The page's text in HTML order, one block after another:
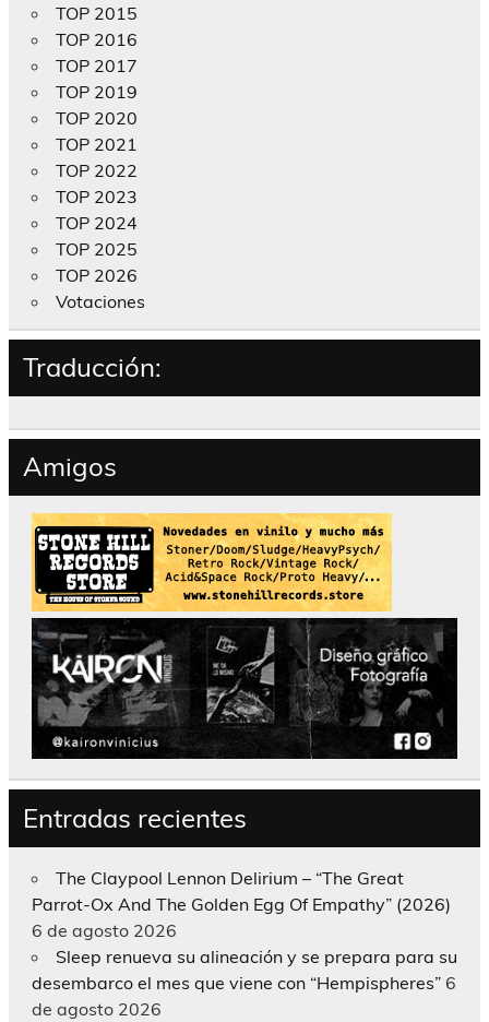
TOP 2015
TOP 2016
TOP 2017
TOP 2019
TOP 2020
TOP 2021
TOP 2022
TOP 2023
TOP 2024
TOP 2025
TOP 2026
Votaciones
Traducción:
Amigos
Entradas recientes
The Claypool Lennon Delirium – “The Great
Parrot-Ox And The Golden Egg Of Empathy” (2026)
6 de agosto 2026
Sleep renueva su alineación y se prepara para su
desembarco el mes que viene con “Hempispheres” 6
de agosto 2026